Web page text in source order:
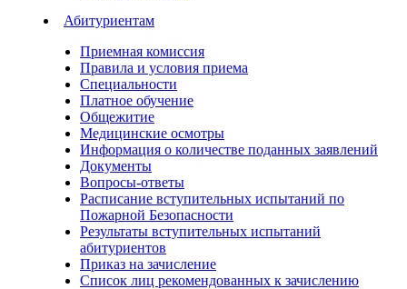
Абитуриентам
Приемная комиссия
Правила и условия приема
Специальности
Платное обучение
Общежитие
Медицинские осмотры
Информация о количестве поданных заявлений
Документы
Вопросы-ответы
Расписание вступительных испытаний по
Пожарной Безопасности
Результаты вступительных испытаний
абитуриентов
Приказ на зачисление
Список лиц рекомендованных к зачислению